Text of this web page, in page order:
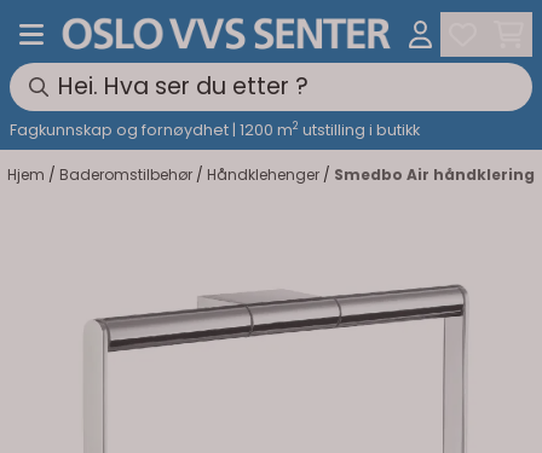
Hopp til innhold
Fagkunnskap og fornøydhet | 1200 m2 utstilling i butikk
Hjem / Baderomstilbehør / Håndklehenger / Smedbo Air håndklering